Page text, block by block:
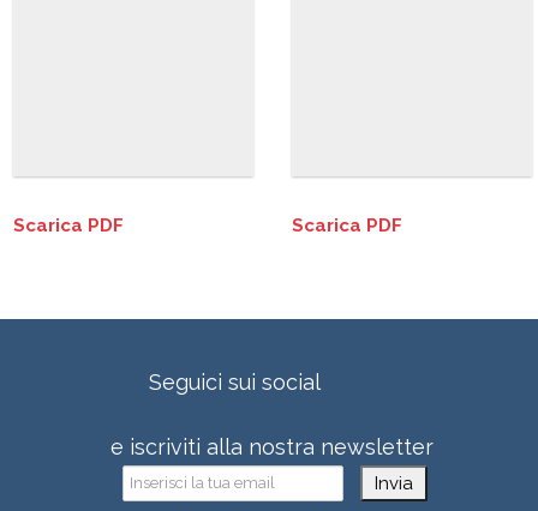
Scarica PDF Scarica PDF
Seguici sui social
e iscriviti alla nostra newsletter
Invia